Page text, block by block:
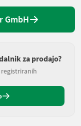
GmbH
za prodajo?